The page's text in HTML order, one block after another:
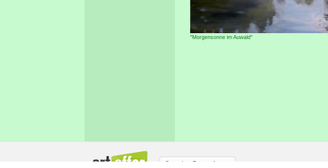
"Morgensonne im Auwald"
Sprache: Deutsch